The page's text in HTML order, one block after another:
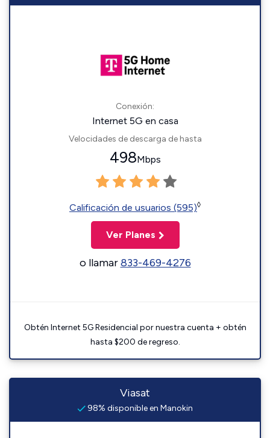
Conexión:
Internet 5G en casa
Velocidades de descarga de hasta
498Mbps
Calificación de usuarios (595)◊
Ver Planes
o llamar833-469-4276
Obtén Internet 5G Residencial por nuestra cuenta + obtén
hasta $200 de regreso.
Viasat
98% disponible en Manokin